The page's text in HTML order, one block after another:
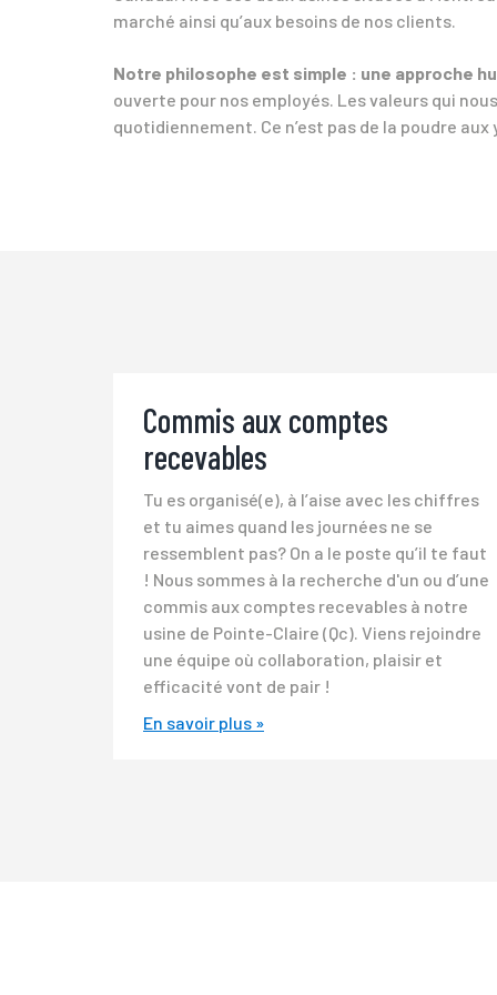
marché ainsi qu’aux besoins de nos clients.
Notre philosophe est simple : une approche
ouverte pour nos employés. Les valeurs qui
quotidiennement. Ce n’est pas de la poudre
Commis aux comptes
recevables
Tu es organisé(e), à l’aise avec les chiffres
et tu aimes quand les journées ne se
ressemblent pas? On a le poste qu’il te faut
! Nous sommes à la recherche d'un ou d’une
commis aux comptes recevables à notre
usine de Pointe-Claire (Qc). Viens rejoindre
une équipe où collaboration, plaisir et
efficacité vont de pair !
En savoir plus »